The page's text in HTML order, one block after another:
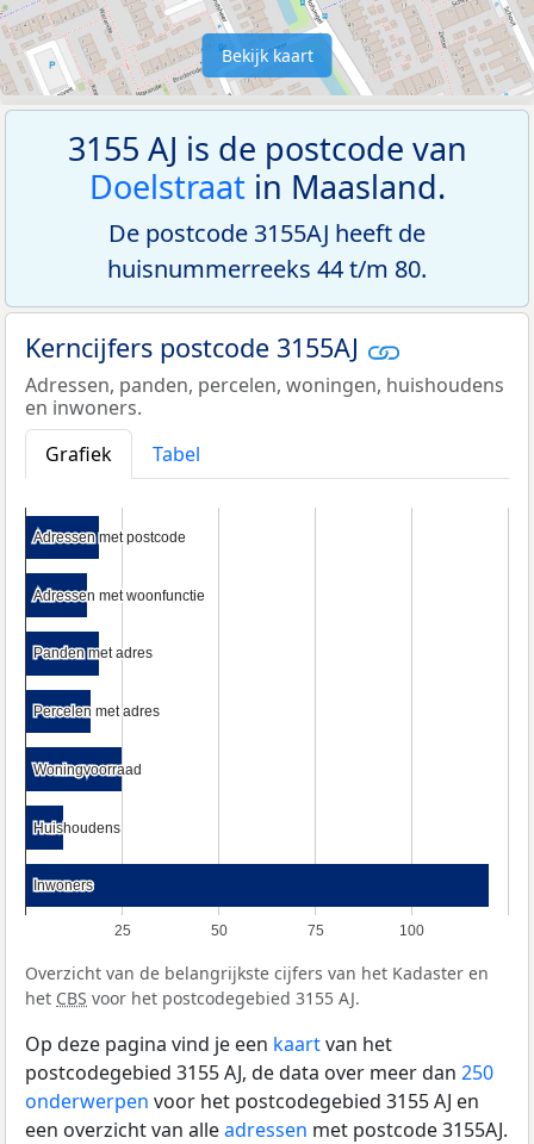
Bekijk kaart
3155 AJ is de postcode van
Doelstraatin Maasland.
De postcode 3155AJ heeft de
huisnummerreeks 44 t/m 80.
Kerncijfers postcode 3155AJ
Adressen, panden, percelen, woningen, huishoudens
en inwoners.
Grafiek
Tabel
25 50 75 100
Adressen met postcode
Adressen met postcode
Adressen met woonfunctie
Adressen met woonfunctie
Panden met adres
Panden met adres
Percelen met adres
Percelen met adres
Woningvoorraad
Woningvoorraad
Huishoudens
Huishoudens
Inwoners
Inwoners
Overzicht van de belangrijkste cijfers van het Kadaster en
het CBS voor het postcodegebied 3155 AJ.
Op deze pagina vind je een kaartvan het
postcodegebied 3155 AJ, de data over meer dan 250
onderwerpen voor het postcodegebied 3155 AJ en
een overzicht van alleadressen met postcode 3155AJ.